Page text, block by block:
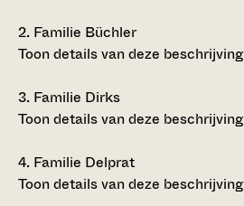
2. Familie Büchler
Toon details van deze beschrijving
3. Familie Dirks
Toon details van deze beschrijving
4. Familie Delprat
Toon details van deze beschrijving